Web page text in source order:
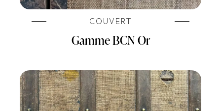
COUVERT
Gamme BCN Or